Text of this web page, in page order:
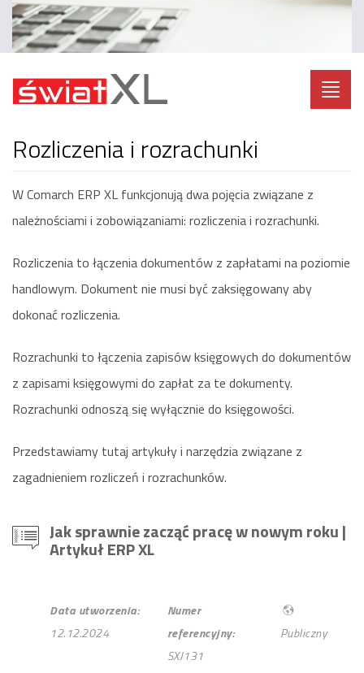
rozliczenia i rozrachunki
W Comarch ERP XL funkcjonują dwa pojęcia związane z
należnościami i zobowiązaniami: rozliczenia i rozrachunki.
Rozliczenia to łączenia dokumentów z zapłatami na poziomie
handlowym. Dokument nie musi być zaksięgowany aby
dokonać rozliczenia.
Rozrachunki to łączenia zapisów księgowych do dokumentów
z zapisami księgowymi do zapłat za te dokumenty.
Rozrachunki odnoszą się wyłącznie do księgowości.
Przedstawiamy tutaj artykuły i narzędzia związane z
zagadnieniem rozliczeń i rozrachunków.
Jak sprawnie zacząć pracę w nowym roku|
Artykuł ERP XL
Data utworzenia:
12.12.2024
Numer
referencyjny:
SXJ131
Publiczny